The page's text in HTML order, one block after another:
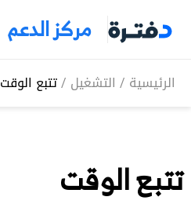
مركز الدعم
الرئيسية / التشغيل /تتبع الوقت
تتبع الوقت